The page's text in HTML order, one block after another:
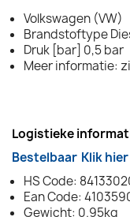
Volkswagen (VW)
Brandstoftype
Druk [bar] 0,5 bar
Meer informatie:
Logistieke
Bestelbaar Klik
HS Code:
Ean Code:
Gewicht: 0.95kg